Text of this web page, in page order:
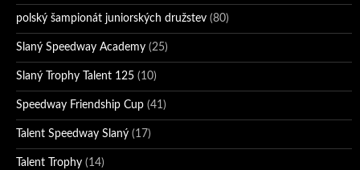
polský šampionát juniorských družstev (80)
Slaný Speedway Academy (25)
Slaný Trophy Talent 125 (10)
Speedway Friendship Cup (41)
Talent Speedway Slaný (17)
Talent Trophy (14)